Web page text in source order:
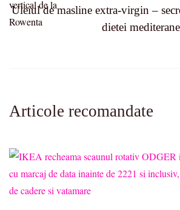
Uleiul de masline extra-virgin –
dietei
Articole recomandate